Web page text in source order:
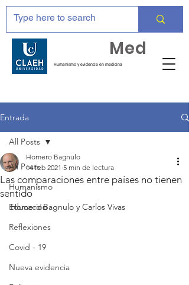
Humanismo y evidencia en medicina
Med
Entrada
All Posts
Humanismo
Educación
Reflexiones
Covid - 19
Nueva evidencia
All Posts
Las comparaciones entre países no tienen
sentido
Homero Bagnulo
14 feb 2021 5 min de lectura
Homero Bagnulo y Carlos Vivas